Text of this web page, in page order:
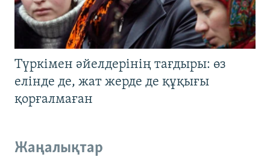
Түркімен әйелдерінің тағдыры: өз
елінде де, жат жерде де құқығы
қорғалмаған
Жаңалықтар